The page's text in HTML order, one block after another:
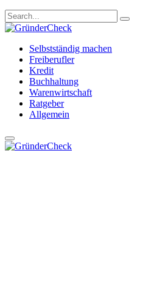
Selbstständig machen
Freiberufler
Kredit
Buchhaltung
Warenwirtschaft
Ratgeber
Allgemein